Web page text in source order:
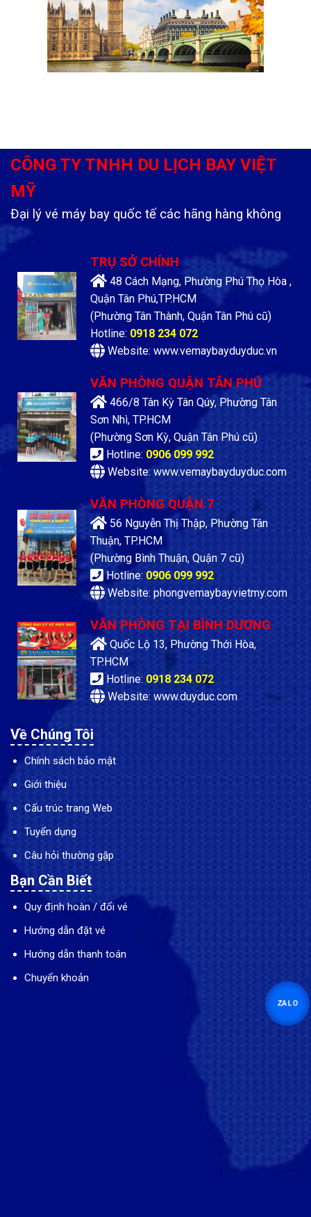
CÔNG TY TNHH DU LỊCH BAY VIỆT
MỸ
Đại lý vé máy bay quốc tế các hãng hàng không
TRỤ SỞ CHÍNH
48 Cách Mạng, Phường Phú Thọ Hòa ,
Quận Tân Phú,TP.HCM
(Phường Tân Thành, Quận Tân Phú cũ)
Hotline: 0918 234 072
Website: www.vemaybayduyduc.vn
VĂN PHÒNG QUẬN TÂN PHÚ
466/8 Tân Kỳ Tân Qúy, Phường Tân
Sơn Nhì, TP.HCM
(Phường Sơn Kỳ, Quận Tân Phú cũ)
Hotline: 0906 099 992
Website: www.vemaybayduyduc.com
VĂN PHÒNG QUẬN 7
56 Nguyễn Thị Thập, Phường Tân
Thuận, TP.HCM
(Phường Bình Thuận, Quận 7 cũ)
Hotline: 0906 099 992
Website: phongvemaybayvietmy.com
VĂN PHÒNG TẠI BÌNH DƯƠNG
Quốc Lộ 13, Phường Thới Hòa,
TP.HCM
Hotline: 0918 234 072
Website: www.duyduc.com
Về Chúng Tôi
Chính sách bảo mật
Giới thiệu
Cấu trúc trang Web
Tuyển dụng
Câu hỏi thường gặp
Bạn Cần Biết
Quy định hoàn / đổi vé
Hướng dẫn đặt vé
Hướng dẫn thanh toán
Chuyển khoản
ZALO